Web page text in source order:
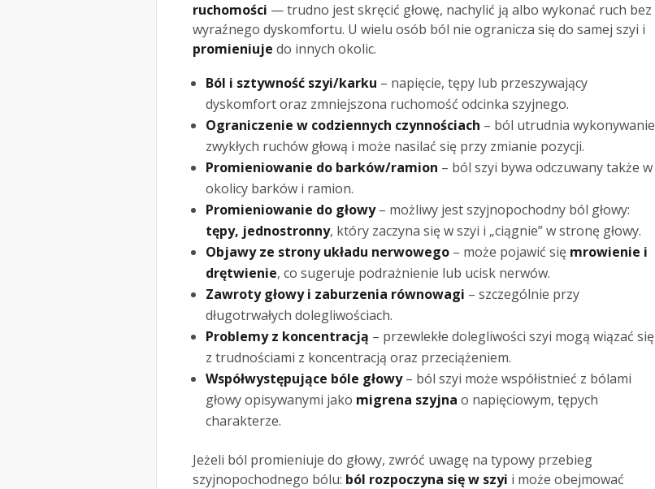
ruchomości — trudno jest skręcić głowę, nachylić ją albo wykonać ruch bez
wyraźnego dyskomfortu. U wielu osób ból nie ogranicza się do samej szyi i
promieniuje do innych okolic.
Ból i sztywność szyi/karku – napięcie, tępy lub przeszywający
dyskomfort oraz zmniejszona ruchomość odcinka szyjnego.
Ograniczenie w codziennych czynnościach – ból utrudnia wykonywanie
zwykłych ruchów głową i może nasilać się przy zmianie pozycji.
Promieniowanie do barków/ramion – ból szyi bywa odczuwany także w
okolicy barków i ramion.
Promieniowanie do głowy– możliwy jest szyjnopochodny ból głowy:
tępy, jednostronny, który zaczyna się w szyi i „ciągnie” w stronę głowy.
Objawy ze strony układu nerwowego – może pojawić się mrowienie i
drętwienie, co sugeruje podrażnienie lub ucisk nerwów.
Zawroty głowy i zaburzenia równowagi – szczególnie przy
długotrwałych dolegliwościach.
Problemy z koncentracją – przewlekłe dolegliwości szyi mogą wiązać się
z trudnościami z koncentracją oraz przeciążeniem.
Współwystępujące bóle głowy– ból szyi może współistnieć z bólami
głowy opisywanymi jako migrena szyjna o napięciowym, tępych
charakterze.
Jeżeli ból promieniuje do głowy, zwróć uwagę na typowy przebieg
szyjnopochodnego bólu: ból rozpoczyna się w szyi i może obejmować